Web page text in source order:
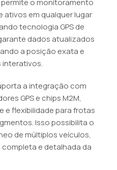
o monitoramento
ativos em qualquer lugar
tecnologia GPS de
dados atualizados
a posição exata e
interativos.
a integração com
GPS e chips M2M,
e flexibilidade para frotas
Isso possibilita o
de múltiplos veículos,
e detalhada da